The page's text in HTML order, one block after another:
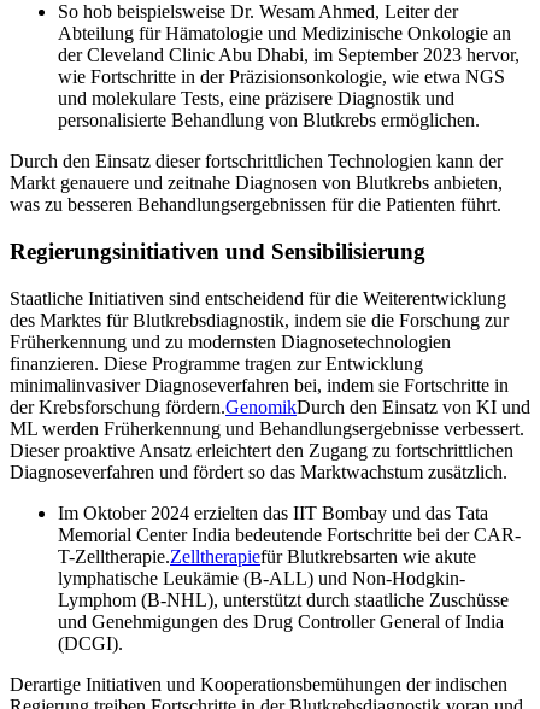
So hob beispielsweise Dr. Wesam Ahmed, Leiter der
Abteilung für Hämatologie und Medizinische Onkologie an
der Cleveland Clinic Abu Dhabi, im September 2023 hervor,
wie Fortschritte in der Präzisionsonkologie, wie etwa NGS
und molekulare Tests, eine präzisere Diagnostik und
personalisierte Behandlung von Blutkrebs ermöglichen.
Durch den Einsatz dieser fortschrittlichen Technologien kann der
Markt genauere und zeitnahe Diagnosen von Blutkrebs anbieten,
was zu besseren Behandlungsergebnissen für die Patienten führt.
Regierungsinitiativen und Sensibilisierung
Staatliche Initiativen sind entscheidend für die Weiterentwicklung
des Marktes für Blutkrebsdiagnostik, indem sie die Forschung zur
Früherkennung und zu modernsten Diagnosetechnologien
finanzieren. Diese Programme tragen zur Entwicklung
minimalinvasiver Diagnoseverfahren bei, indem sie Fortschritte in
der Krebsforschung fördern.GenomikDurch den Einsatz von KI und
ML werden Früherkennung und Behandlungsergebnisse verbessert.
Dieser proaktive Ansatz erleichtert den Zugang zu fortschrittlichen
Diagnoseverfahren und fördert so das Marktwachstum zusätzlich.
Im Oktober 2024 erzielten das IIT Bombay und das Tata
Memorial Center India bedeutende Fortschritte bei der CAR-
T-Zelltherapie.Zelltherapiefür Blutkrebsarten wie akute
lymphatische Leukämie (B-ALL) und Non-Hodgkin-
Lymphom (B-NHL), unterstützt durch staatliche Zuschüsse
und Genehmigungen des Drug Controller General of India
(DCGI).
Derartige Initiativen und Kooperationsbemühungen der indischen